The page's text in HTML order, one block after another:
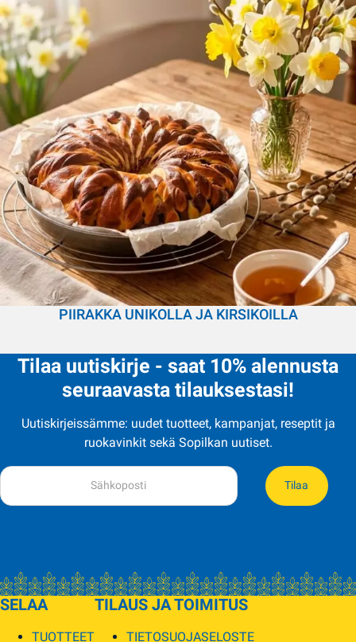
PIIRAKKA UNIKOLLA JA KIRSIKOILLA
Tilaa uutiskirje - saat 10% alennusta
seuraavasta tilauksestasi!
Uutiskirjeissämme: uudet tuotteet, kampanjat, reseptit ja
ruokavinkit sekä Sopilkan uutiset.
Tilaa
SELAA
TUOTTEET
TILAUS JA TOIMITUS
TIETOSUOJASELOSTE